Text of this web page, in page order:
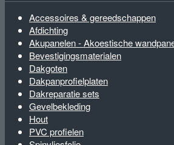
Accessoires & gereedschappen
Afdichting
Akupanelen - Akoestische
Bevestigingsmaterialen
Dakgoten
Dakpanprofielplaten
Dakreparatie sets
Gevelbekleding
Hout
PVC profielen